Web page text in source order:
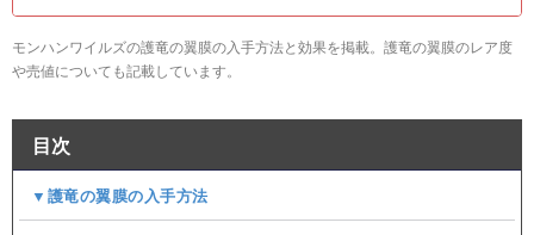
モンハンワイルズの護竜の翼膜の入手方法と効果を掲載。護竜の翼膜のレア度
や売値についても記載しています。
目次
▼護竜の翼膜の入手方法